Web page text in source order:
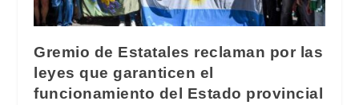
Gremio de Estatales reclaman por las
leyes que garanticen el
funcionamiento del Estado provincial